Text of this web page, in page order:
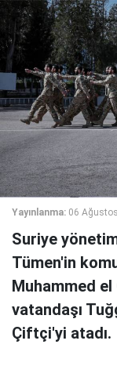
Yayınlanma: 06
Suriye
Tümen'in
Muhammed
vatandaşı
Çiftçi'yi atadı.